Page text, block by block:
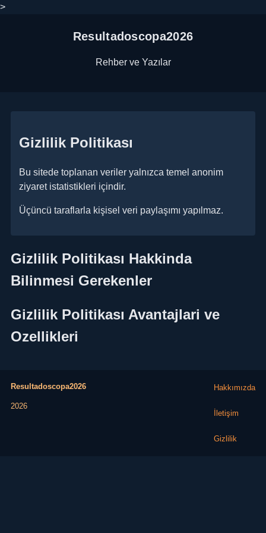
>
Resultadoscopa2026
Rehber ve Yazılar
Gizlilik Politikası
Bu sitede toplanan veriler yalnızca temel anonim
ziyaret istatistikleri içindir.
Üçüncü taraflarla kişisel veri paylaşımı yapılmaz.
Gizlilik Politikası Hakkinda
Bilinmesi Gerekenler
Gizlilik Politikası Avantajlari ve
Ozellikleri
Resultadoscopa2026
2026
Hakkımızda
İletişim
Gizlilik